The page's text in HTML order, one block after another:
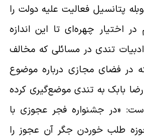
پتانسیل فعالیت علیه دولت را
اختیار چهره‌ای تا این اندازه
تندی در مسائلی که مخالف
در فضای مجازی درباره موضوع
بابک به تندی موضع‌گیری کرده
«در جشنواره فجر عجوزی با
طلب خوردن جگر آن عجوز را